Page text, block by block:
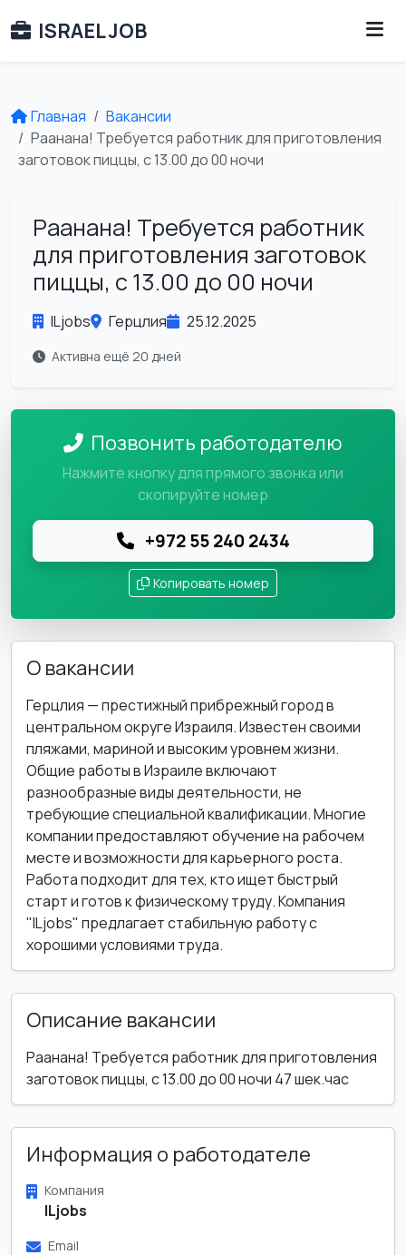
ISRAEL JOB
Главная
Вакансии
Раанана! Требуется работник для приготовления
заготовок пиццы, с 13.00 до 00 ночи
Раанана! Требуется работник
для приготовления заготовок
пиццы, с 13.00 до 00 ночи
ILjobs Герцлия 25.12.2025
Активна ещё 20 дней
Позвонить работодателю
Нажмите кнопку для прямого звонка или
скопируйте номер
+972 55 240 2434
Копировать номер
О вакансии
Герцлия — престижный прибрежный город в
центральном округе Израиля. Известен своими
пляжами, мариной и высоким уровнем жизни.
Общие работы в Израиле включают
разнообразные виды деятельности, не
требующие специальной квалификации. Многие
компании предоставляют обучение на рабочем
месте и возможности для карьерного роста.
Работа подходит для тех, кто ищет быстрый
старт и готов к физическому труду. Компания
"ILjobs" предлагает стабильную работу с
хорошими условиями труда.
Описание вакансии
Раанана! Требуется работник для приготовления
заготовок пиццы, с 13.00 до 00 ночи 47 шек.час
Информация о работодателе
Компания
ILjobs
Email